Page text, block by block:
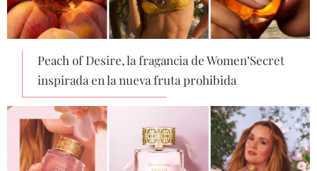
Peach of Desire, la fragancia de Women’Secret
inspirada en la nueva fruta prohibida